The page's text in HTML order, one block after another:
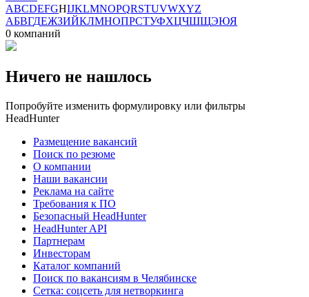
ABCDEFGHIJKLMNOPQRSTUVWXYZ
АБВГДЕЖЗИЙКЛМНОПРСТУФХЦЧШЩЭЮЯ
0 компаний
Ничего не нашлось
Попробуйте изменить формулировку или фильтры
HeadHunter
Размещение вакансий
Поиск по резюме
О компании
Наши вакансии
Реклама на сайте
Требования к ПО
Безопасный HeadHunter
HeadHunter API
Партнерам
Инвесторам
Каталог компаний
Поиск по вакансиям в Челябинске
Сетка: соцсеть для нетворкинга